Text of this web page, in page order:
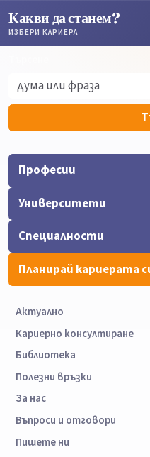
Какви да станем?
ИЗБЕРИ КАРИЕРА
Професии
Университети
Специалности
Планирай кариерата
Актуално
Кариерно консултиране
Библиотека
Полезни връзки
За нас
Въпроси и отговори
Пишете ни